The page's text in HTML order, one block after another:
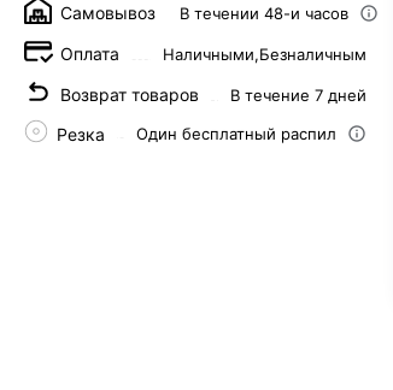
Самовывоз В течении 48-и часов
Оплата Наличными,Безналичным
Возврат товаров В течение 7 дней
Резка Один бесплатный распил